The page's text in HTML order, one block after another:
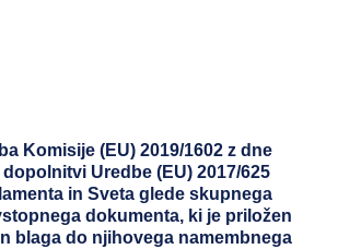
Komisije (EU) 2019/1602 z dne
Uredbe (EU) 2017/625
in Sveta glede skupnega
dokumenta, ki je priložen
blaga do njihovega namembnega